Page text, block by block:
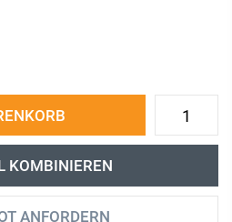
KOMBINIEREN
ANFORDERN